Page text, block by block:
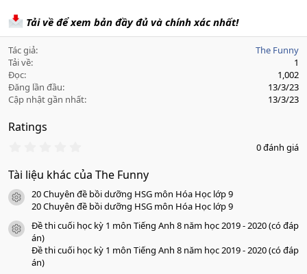
Tải về để xem bản đầy đủ và chính xác nhất!
Tác giả
The Funny
Tải về
1
Đọc
1,002
Đăng lần đầu
13/3/23
Cập nhật gần nhất
13/3/23
Ratings
0
0
s
a
o
0 đánh giá
Tài liệu khác của The Funny
icon tài liệu
20 Chuyên đề bồi dưỡng HSG môn Hóa Học lớp 9
20 Chuyên đề bồi dưỡng HSG môn Hóa Học lớp 9
icon tài liệu
Đề thi cuối học kỳ 1 môn Tiếng Anh 8 năm học 2019 - 2020 (có đáp
án)
Đề thi cuối học kỳ 1 môn Tiếng Anh 8 năm học 2019 - 2020 (có đáp
án)